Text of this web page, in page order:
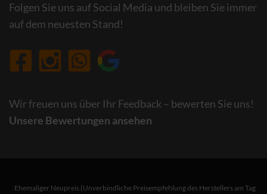
Folgen Sie uns auf Social Media und bleiben Sie immer
auf dem neuesten Stand!
Wir freuen uns über Ihr Feedback – bewerten Sie uns!
Unsere Bewertungen ansehen
Ehemaliger Neupreis (Unverbindliche Preisempfehlung des Herstellers am Tag